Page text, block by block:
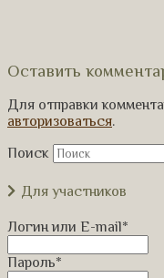
Оставить
Для отправки
авторизоваться.
Поиск
Для участников
Логин или E-mail*
Пароль*